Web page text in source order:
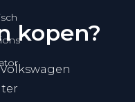
kopen?